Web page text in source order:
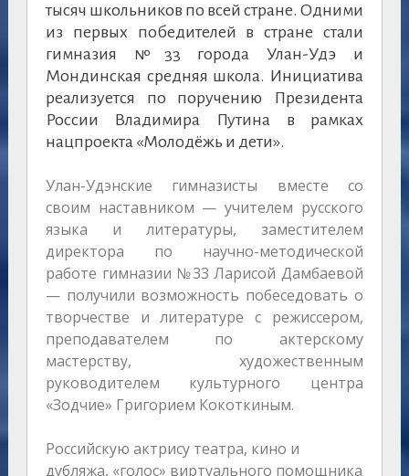
тысяч школьников по всей стране. Одними
из первых победителей в стране стали
гимназия №33 города Улан-Удэ и
Мондинская средняя школа. Инициатива
реализуется по поручению Президента
России Владимира Путина в рамках
нацпроекта «Молодёжь и дети».
Улан-Удэнские гимназисты вместе со
своим наставником — учителем русского
языка и литературы, заместителем
директора по научно-методической
работе гимназии №33 Ларисой Дамбаевой
— получили возможность побеседовать о
творчестве и литературе с режиссером,
преподавателем по актерскому
мастерству, художественным
руководителем культурного центра
«Зодчие» Григорием Кокоткиным.
Российскую актрису театра, кино и
дубляжа, «голос» виртуального помощника